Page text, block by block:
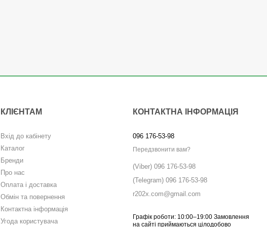
КЛІЄНТАМ
Вхід до кабінету
Каталог
Бренди
Про нас
Оплата і доставка
Обмін та повернення
Контактна інформація
Угода користувача
КОНТАКТНА ІНФОРМАЦІЯ
096 176-53-98
Передзвонити вам?
(Viber) 096 176-53-98
(Telegram) 096 176-53-98
r202x.com@gmail.com
Графік роботи: 10:00–19:00 Замовлення
на сайті приймаються цілодобово